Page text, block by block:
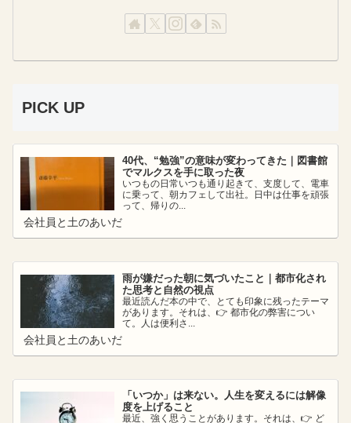
PICK UP
40代、“勉強”の意味が変わってきた｜図書館
でマルクスを手に取った夜
いつもの日常いつも通り起きて、支度して、電車
に乗って、朝カフェして出社。日中は仕事を頑張
って、帰りの...
会社員と土のあいだ
雨が嫌だった朝に気づいたこと｜都市化され
た思考と自然の視点
最近読んだ本の中で、とても印象に残ったテーマ
があります。それは、👉 都市化の弊害につい
て。人は便利さ...
会社員と土のあいだ
「いつか」は来ない。人生を変えるには解像
度を上げること
最近、強く思うことがあります。それは、👉 ど